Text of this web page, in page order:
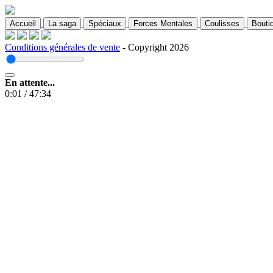
Accueil La saga Spéciaux Forces Mentales Coulisses
Conditions générales de vente - Copyright 2026
En attente...
0:01 /47:34